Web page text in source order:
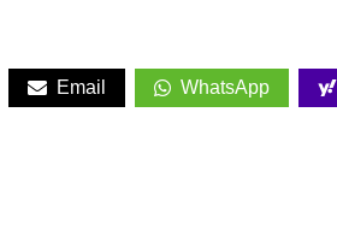
Email WhatsApp